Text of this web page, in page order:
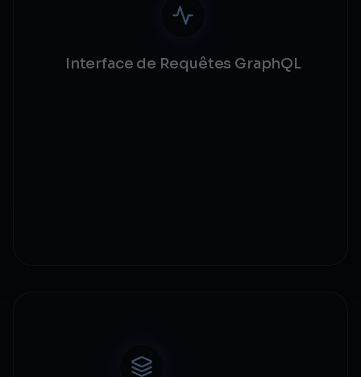
Interface de Requêtes GraphQL